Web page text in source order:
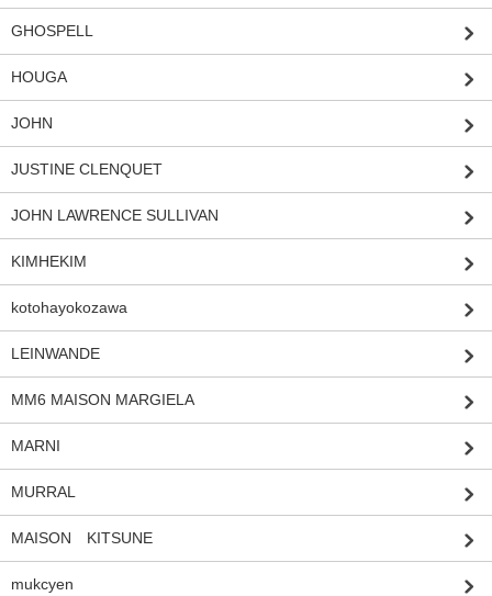
GHOSPELL
HOUGA
JOHN
JUSTINE CLENQUET
JOHN LAWRENCE SULLIVAN
KIMHEKIM
kotohayokozawa
LEINWANDE
MM6 MAISON MARGIELA
MARNI
MURRAL
MAISON KITSUNE
mukcyen